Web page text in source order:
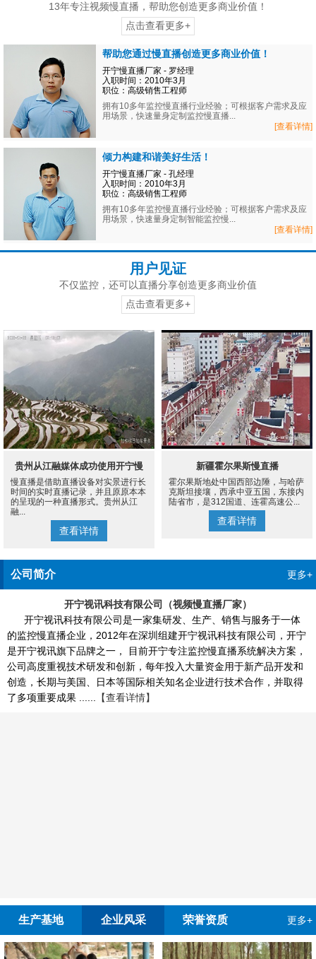
13年专注视频慢直播，帮助您创造更多商业价值！
点击查看更多+
帮助您通过慢直播创造更多商业价值！
开宁慢直播厂家 - 罗经理
入职时间：2010年3月
职位：高级销售工程师
拥有10多年监控慢直播行业经验；可根据客户需求及应
用场景，快速量身定制监控慢直播...
[查看详情]
倾力构建和谐美好生活！
开宁慢直播厂家 - 孔经理
入职时间：2010年3月
职位：高级销售工程师
拥有10多年监控慢直播行业经验；可根据客户需求及应
用场景，快速量身定制智能监控慢...
[查看详情]
用户见证
不仅监控，还可以直播分享创造更多商业价值
点击查看更多+
贵州从江融媒体成功使用开宁慢
直播设备案例
慢直播是借助直播设备对实景进行长
时间的实时直播记录，并且原原本本
的呈现的一种直播形式。贵州从江
融...
查看详情
新疆霍尔果斯慢直播
霍尔果斯地处中国西部边陲，与哈萨
克斯坦接壤，西承中亚五国，东接内
陆省市，是312国道、连霍高速公...
查看详情
公司简介 更多+
开宁视讯科技有限公司（视频慢直播厂家）
开宁视讯科技有限公司是一家集研发、生产、销售与服务于一体
的监控慢直播企业，2012年在深圳组建开宁视讯科技有限公司，开宁
是开宁视讯旗下品牌之一， 目前开宁专注监控慢直播系统解决方案，
公司高度重视技术研发和创新，每年投入大量资金用于新产品开发和
创造，长期与美国、日本等国际相关知名企业进行技术合作，并取得
了多项重要成果 ......
【查看详情】
生产基地 企业风采 荣誉资质 更多+